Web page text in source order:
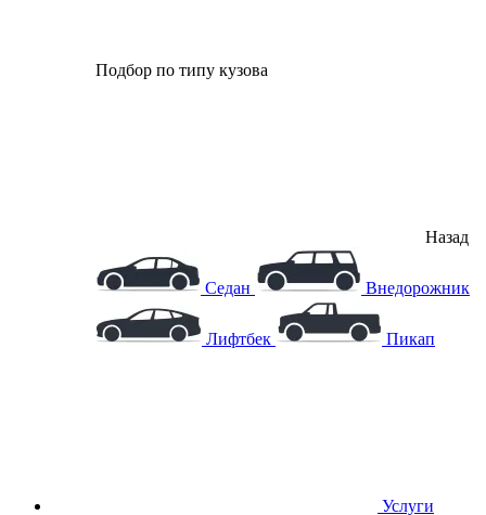
Подбор по типу кузова
Назад
Седан Внедорожник
Лифтбек Пикап
Услуги